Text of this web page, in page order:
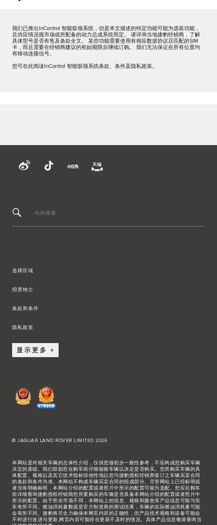
我们已推出InControl 智能驭领系统，但是本文描述的特定功能可能为选装功能，
且供应情况视市场或所配备的动力总成系统而定。 请详询当地捷豹经销商，了解
具体型号是否有售及条款全文。 某些功能需要使用有相应数据协议且匹配的SIM
卡，而且需要在经销商建议的初始期限后继续订购。 我们无法保证在所有位置均
有移动连接信号。
您可在此阅读InControl 智能驭领系统条款、条件及隐私政策。
站内搜索
选择区域
招贤纳士
条款和条件
隐私政策
显示更多
© JAGUAR LAND ROVER LIMITED 2026
本网站是对相关车辆的总体性介绍，仅供您做初步一般性参考，不应构成您购买车辆
决定的基础。我们鼓励您在购车前仔细核验车辆以决定是否购买。您所购买车辆的具
体配置、规格以及其它技术指标排他性地以您与捷豹授权经销商签订之车辆买卖合同
的条款和条件为准。本网站不构成车辆买卖合同的组成部分。尽管网站上已经标明或
者没有明确标明，本网站介绍的配置或者照片中所示的配置可能为选配。您应在购车
前详细垂询捷豹授权经销商您所要购买的车辆是否具备本网站介绍的配置或者照片中
所示的配置。由于所在市场不同，本网站上的信息、规格和颜色等产品信息可能与实
车有所不同。燃油消耗量数据是官方制造商的测试结果，车辆的实际燃油消耗量可能
会有所不同。捷豹将尽全力确保本网页内容的正确性，但产品技术规格和设备可能会
不时进行改进与更新,网页内容可能存在更新不及时的情况。具体产品信息敬请垂询当